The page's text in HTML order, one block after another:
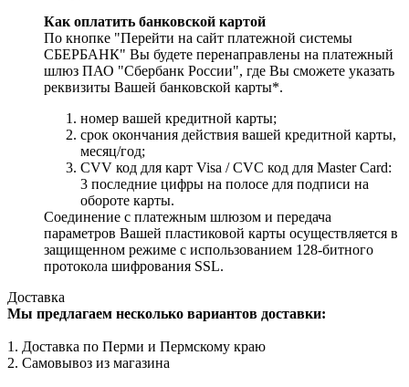
Как оплатить банковской картой
По кнопке "Перейти на сайт платежной системы
СБЕРБАНК" Вы будете перенаправлены на платежный
шлюз ПАО "Сбербанк России", где Вы сможете указать
реквизиты Вашей банковской карты*.
номер вашей кредитной карты;
cрок окончания действия вашей кредитной карты,
месяц/год;
CVV код для карт Visa / CVC код для Master Card:
3 последние цифры на полосе для подписи на
обороте карты.
Соединение с платежным шлюзом и передача
параметров Вашей пластиковой карты осуществляется в
защищенном режиме с использованием 128-битного
протокола шифрования SSL.
Доставка
Мы предлагаем несколько вариантов доставки:
1. Доставка по Перми и Пермскому краю
2. Самовывоз из магазина